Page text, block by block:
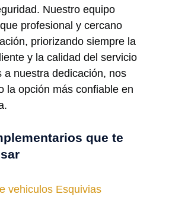
Nuestro equipo
profesional y cercano
priorizando siempre la
y la calidad del servicio
a nuestra dedicación, nos
la opción más confiable en
que te
vehiculos Esquivias